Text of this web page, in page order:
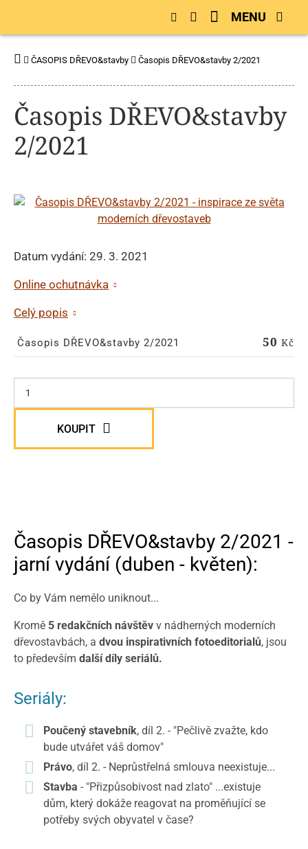
ČASOPIS DŘEVO&stavby Časopis DŘEVO&stavby 2/2021
Časopis DŘEVO&stavby
2/2021
Datum vydání: 29. 3. 2021
Online ochutnávka
Celý popis
Časopis DŘEVO&stavby 2/2021 50 Kč
KOUPIT
Časopis DŘEVO&stavby 2/2021 -
jarní vydání (duben - květen):
Co by Vám nemělo uniknout...
Kromě 5 redakčních návštěv v nádherných moderních
dřevostavbách, a dvou inspirativních fotoeditorialů, jsou
to především další díly seriálů.
Seriály:
Poučený stavebník, díl 2. - "Pečlivě zvažte, kdo
bude utvářet váš domov"
Právo, díl 2. - Neprůstřelná smlouva neexistuje...
Stavba - "Přizpůsobivost nad zlato" ...existuje
dům, který dokáže reagovat na proměňující se
potřeby svých obyvatel v čase?
MENU